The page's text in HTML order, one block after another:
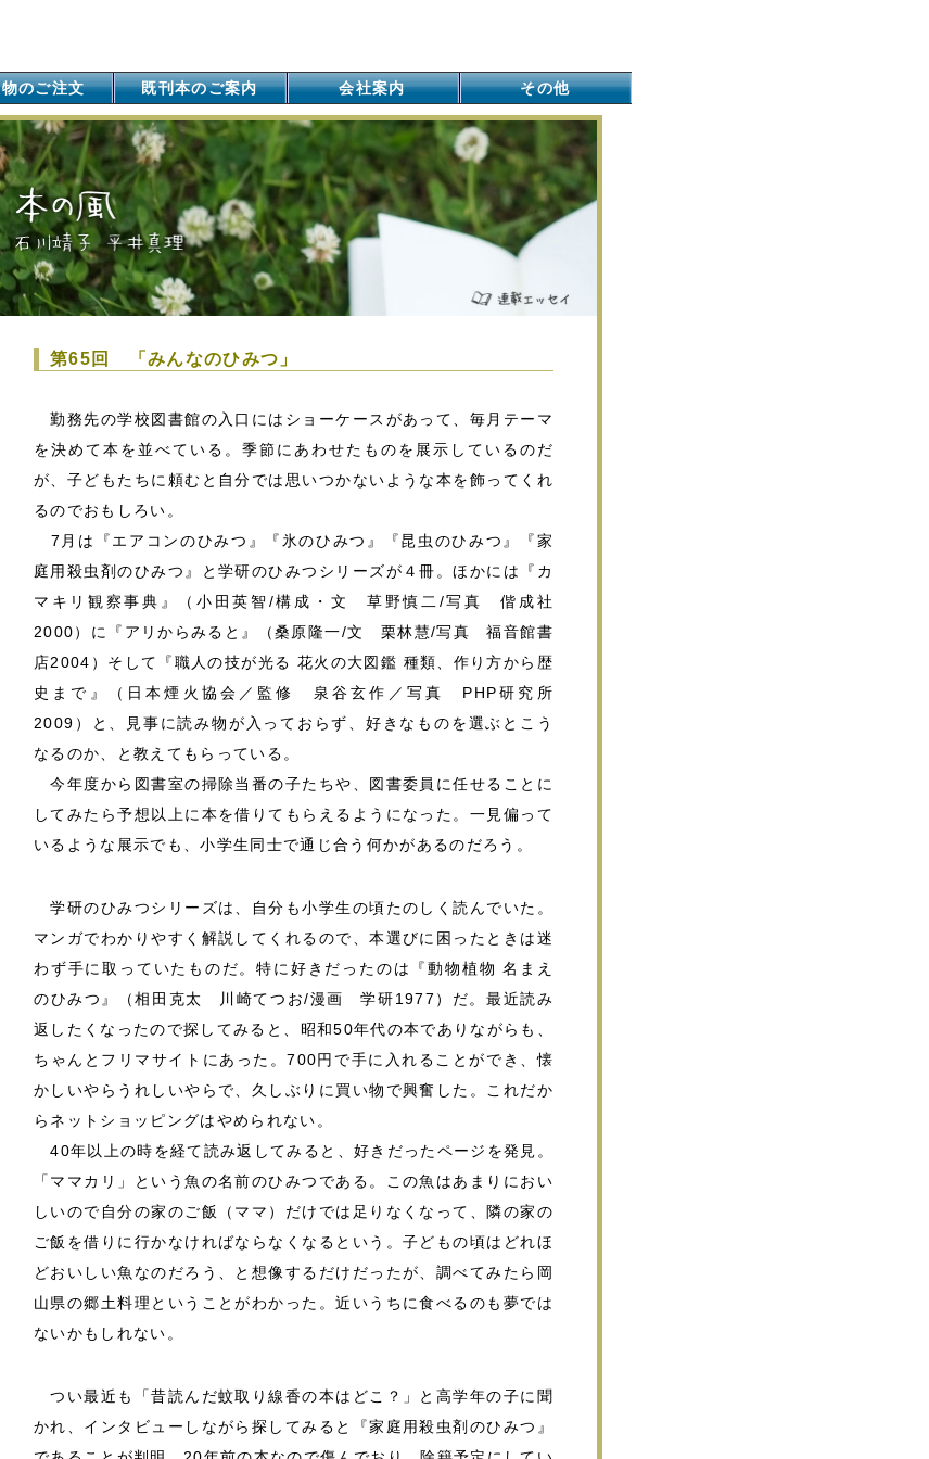
のご注文 既刊本のご案内 会社案内 その他
第65回 「みんなのひみつ」
勤務先の学校図書館の入口にはショーケースがあって、毎月テーマ
を決めて本を並べている。季節にあわせたものを展示しているのだ
が、子どもたちに頼むと自分では思いつかないような本を飾ってくれ
るのでおもしろい。
7月は『エアコンのひみつ』『氷のひみつ』『昆虫のひみつ』『家
庭用殺虫剤のひみつ』と学研のひみつシリーズが４冊。ほかには『カ
マキリ観察事典』（小田英智/構成・文 草野慎二/写真 偕成社
2000）に『アリからみると』（桑原隆一/文 栗林慧/写真 福音館書
店2004）そして『職人の技が光る 花火の大図鑑 種類、作り方から歴
史まで』（日本煙火協会／監修 泉谷玄作／写真 PHP研究所
2009）と、見事に読み物が入っておらず、好きなものを選ぶとこう
なるのか、と教えてもらっている。
今年度から図書室の掃除当番の子たちや、図書委員に任せることに
してみたら予想以上に本を借りてもらえるようになった。一見偏って
いるような展示でも、小学生同士で通じ合う何かがあるのだろう。
学研のひみつシリーズは、自分も小学生の頃たのしく読んでいた。
マンガでわかりやすく解説してくれるので、本選びに困ったときは迷
わず手に取っていたものだ。特に好きだったのは『動物植物 名まえ
のひみつ』（相田克太 川崎てつお/漫画 学研1977）だ。最近読み
返したくなったので探してみると、昭和50年代の本でありながらも、
ちゃんとフリマサイトにあった。700円で手に入れることができ、懐
かしいやらうれしいやらで、久しぶりに買い物で興奮した。これだか
らネットショッピングはやめられない。
40年以上の時を経て読み返してみると、好きだったページを発見。
「ママカリ」という魚の名前のひみつである。この魚はあまりにおい
しいので自分の家のご飯（ママ）だけでは足りなくなって、隣の家の
ご飯を借りに行かなければならなくなるという。子どもの頃はどれほ
どおいしい魚なのだろう、と想像するだけだったが、調べてみたら岡
山県の郷土料理ということがわかった。近いうちに食べるのも夢では
ないかもしれない。
つい最近も「昔読んだ蚊取り線香の本はどこ？」と高学年の子に聞
かれ、インタビューしながら探してみると『家庭用殺虫剤のひみつ』